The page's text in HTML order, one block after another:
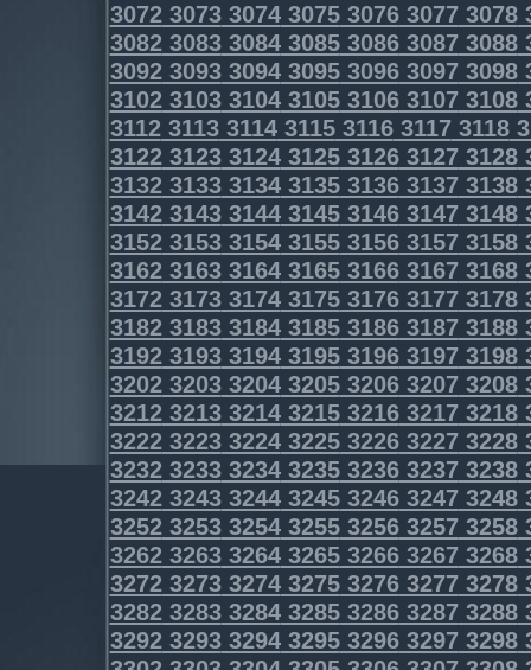
3072307330743075307630773078
3082308330843085308630873088
3092309330943095309630973098
3102310331043105310631073108
3112311331143115311631173118
3122312331243125312631273128
3132313331343135313631373138
3142314331443145314631473148
3152315331543155315631573158
3162316331643165316631673168
3172317331743175317631773178
3182318331843185318631873188
3192319331943195319631973198
3202320332043205320632073208
3212321332143215321632173218
3222322332243225322632273228
3232323332343235323632373238
3242324332443245324632473248
3252325332543255325632573258
3262326332643265326632673268
3272327332743275327632773278
3282328332843285328632873288
3292329332943295329632973298